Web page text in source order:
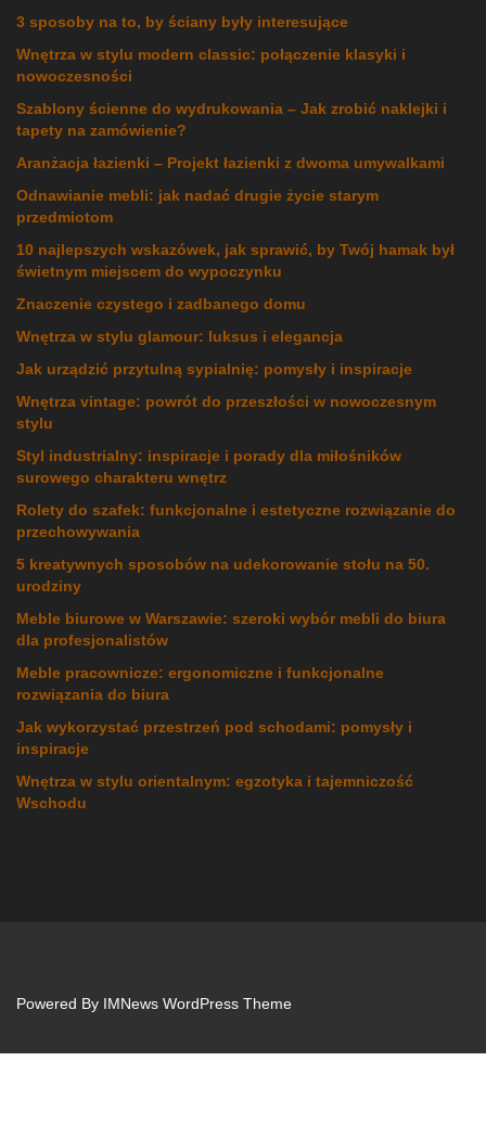
3 sposoby na to, by ściany były interesujące
Wnętrza w stylu modern classic: połączenie klasyki i
nowoczesności
Szablony ścienne do wydrukowania – Jak zrobić naklejki i
tapety na zamówienie?
Aranżacja łazienki – Projekt łazienki z dwoma umywalkami
Odnawianie mebli: jak nadać drugie życie starym
przedmiotom
10 najlepszych wskazówek, jak sprawić, by Twój hamak był
świetnym miejscem do wypoczynku
Znaczenie czystego i zadbanego domu
Wnętrza w stylu glamour: luksus i elegancja
Jak urządzić przytulną sypialnię: pomysły i inspiracje
Wnętrza vintage: powrót do przeszłości w nowoczesnym
stylu
Styl industrialny: inspiracje i porady dla miłośników
surowego charakteru wnętrz
Rolety do szafek: funkcjonalne i estetyczne rozwiązanie do
przechowywania
5 kreatywnych sposobów na udekorowanie stołu na 50.
urodziny
Meble biurowe w Warszawie: szeroki wybór mebli do biura
dla profesjonalistów
Meble pracownicze: ergonomiczne i funkcjonalne
rozwiązania do biura
Jak wykorzystać przestrzeń pod schodami: pomysły i
inspiracje
Wnętrza w stylu orientalnym: egzotyka i tajemniczość
Wschodu
Powered By IMNews WordPress Theme